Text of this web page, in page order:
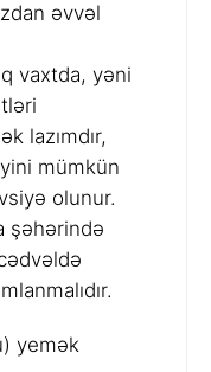
əvvəl
vaxtda, yəni
lazımdır,
mümkün
olunur.
şəhərində
yemək